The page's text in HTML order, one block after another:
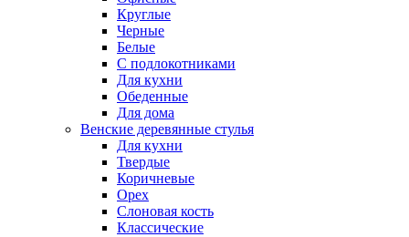
Круглые
Черные
Белые
С подлокотниками
Для кухни
Обеденные
Для дома
Венские деревянные стулья
Для кухни
Твердые
Коричневые
Орех
Слоновая кость
Классические